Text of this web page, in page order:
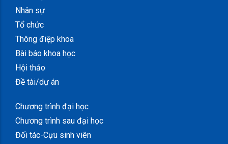
Nhân sự
Tổ chức
Thông điệp khoa
Bài báo khoa học
Hội thảo
Đề tài/dự án
Chương trình đại học
Chương trình sau đại học
Đối tác-Cựu sinh viên